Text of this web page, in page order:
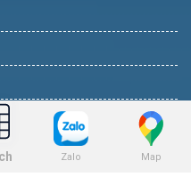
Zalo Map